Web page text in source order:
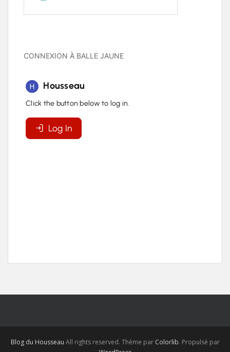
CONNEXION À BALLE JAUNE
Blog du Housseau All rights reserved. Thème par Colorlib. Propulsé par